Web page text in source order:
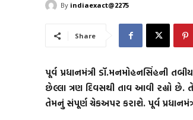
By indiaexact@2275
Share
પૂર્વ પ્રધાનમંત્રી ડૉ.મનમોહનસિંહની
છેલ્લા ત્રણ દિવસથી તાવ આવી રહ્યો
તેમનું સંપૂર્ણ ચેકઅપર કરાશે. પૂર્વ